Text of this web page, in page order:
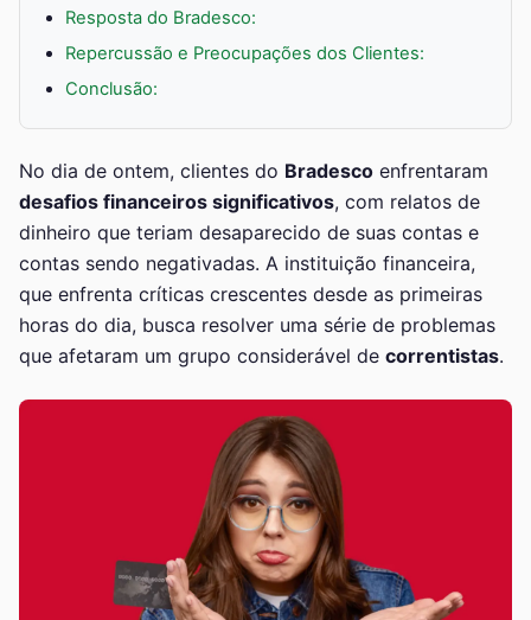
Resposta do Bradesco:
Repercussão e Preocupações dos Clientes:
Conclusão:
No dia de ontem, clientes do Bradesco enfrentaram
desafios financeiros significativos, com relatos de
dinheiro que teriam desaparecido de suas contas e
contas sendo negativadas. A instituição financeira,
que enfrenta críticas crescentes desde as primeiras
horas do dia, busca resolver uma série de problemas
que afetaram um grupo considerável de correntistas.